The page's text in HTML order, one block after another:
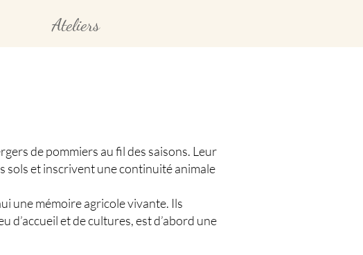
Ateliers
de pommiers au fil des saisons. Leur
sols et inscrivent une continuité animale
une mémoire agricole vivante. Ils
d’accueil et de cultures, est d’abord une